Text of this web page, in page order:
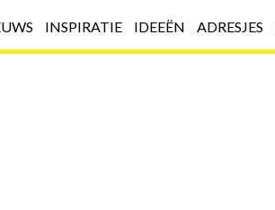
INSPIRATIE IDEEËN ADRESJES